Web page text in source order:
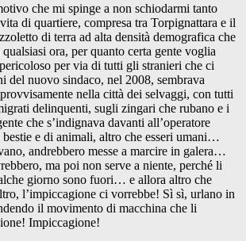
che mi spinge a non schiodarmi tanto
di quartiere, compresa tra Torpignattara e il
di terra ad alta densità demografica che
ora, per quanto certa gente voglia
per via di tutti gli stranieri che ci
del nuovo sindaco, nel 2008, sembrava
nella città dei selvaggi, con tutti
delinquenti, sugli zingari che rubano e i
che s’indignava davanti all’operatore
e di animali, altro che esseri umani…
andrebbero messe a marcire in galera…
ma poi non serve a niente, perché li
giorno sono fuori… e allora altro che
l’impiccagione ci vorrebbe! Sì sì, urlano in
il movimento di macchina che li
Impiccagione!